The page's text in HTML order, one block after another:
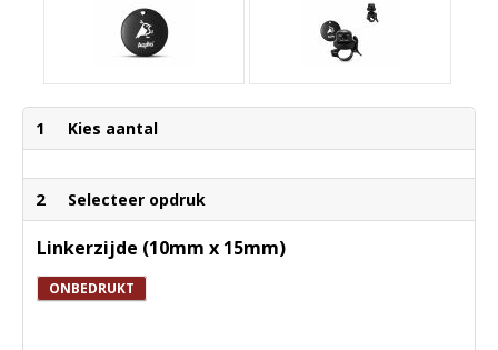
1 Kies aantal
2 Selecteer opdruk
Linkerzijde (10mm x 15mm)
ONBEDRUKT